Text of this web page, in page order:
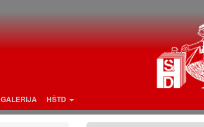
GALERIJA HŠTD